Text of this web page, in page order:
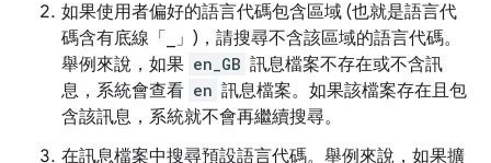
如果使用者偏好的語言代碼包含區域 (也就是語言代
碼含有底線「_」)，請搜尋不含該區域的語言代碼。
舉例來說，如果 en_GB 訊息檔案不存在或不含訊
息，系統會查看 en 訊息檔案。如果該檔案存在且包
含該訊息，系統就不會再繼續搜尋。
在訊息檔案中搜尋預設語言代碼。舉例來說，如果擴